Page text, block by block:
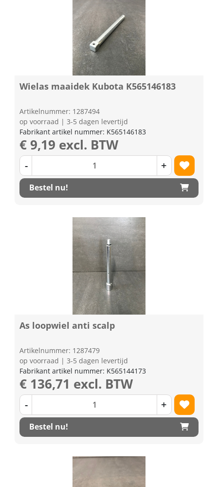
Wielas maaidek Kubota K565146183
Artikelnummer: 1287494
op voorraad | 3-5 dagen levertijd
Fabrikant artikel nummer: K565146183
€ 9,19 excl. BTW
- +
Bestel nu!
As loopwiel anti scalp
Artikelnummer: 1287479
op voorraad | 3-5 dagen levertijd
Fabrikant artikel nummer: K565144173
€ 136,71 excl. BTW
- +
Bestel nu!